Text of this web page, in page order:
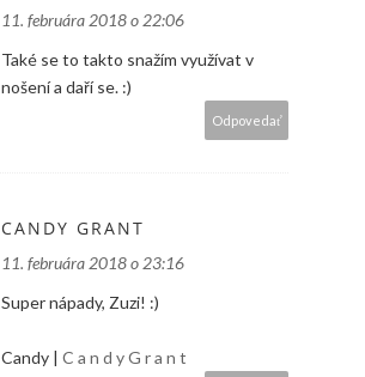
11. februára 2018 o 22:06
Také se to takto snažím využívat v
nošení a daří se. :)
Odpovedať
CANDY GRANT
11. februára 2018 o 23:16
Super nápady, Zuzi! :)
Candy | C a n d y G r a n t